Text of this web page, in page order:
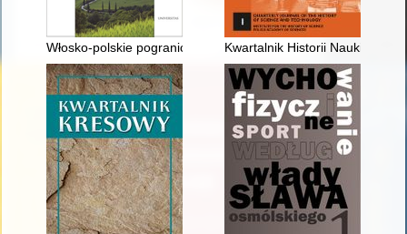
Włosko-polskie pogranicze literackie za panowania Stanisława
Kwartalnik Historii Nauki i